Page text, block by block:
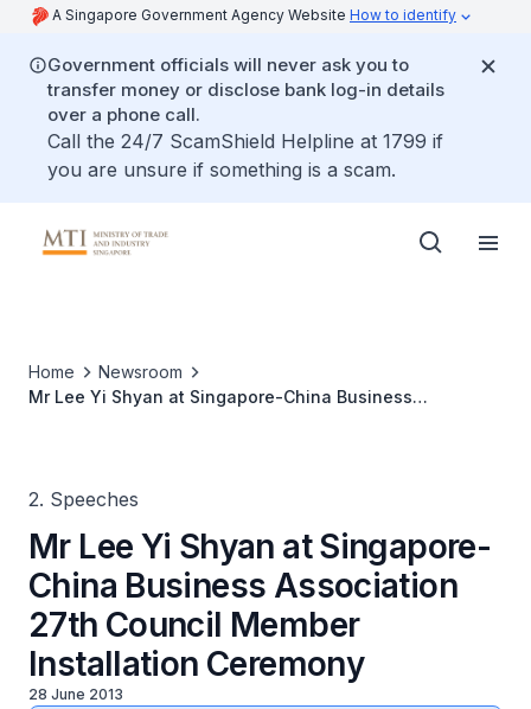
A Singapore Government Agency Website How to identify
Government officials will never ask you to
transfer money or disclose bank log-in details
over a phone call.
Call the 24/7 ScamShield Helpline at 1799 if
you are unsure if something is a scam.
Home
Newsroom
Mr Lee Yi Shyan at Singapore-China Business
2. Speeches
Mr Lee Yi Shyan at Singapore-
China Business Association
27th Council Member
Installation Ceremony
28 June 2013